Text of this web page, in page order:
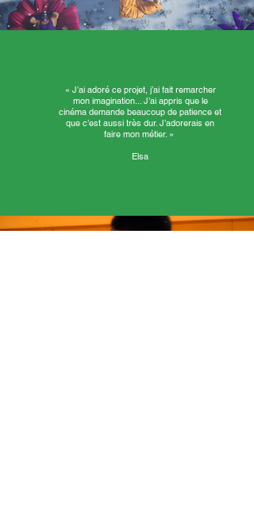
« J’ai adoré ce projet, j’ai fait remarcher
mon imagination... J’ai appris que le
cinéma demande beaucoup de patience et
que c’est aussi très dur. J’adorerais en
faire mon métier. »
Elsa